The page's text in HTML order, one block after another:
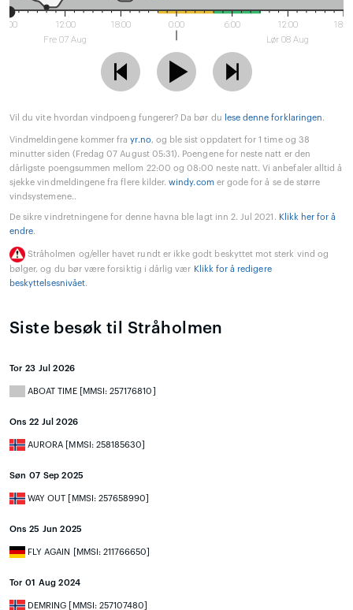
6:00
12:00
Fre 07 Aug
18:00 0:00 6:00
12:00
Lør 08 Aug
Vil du vite hvordan vindpoeng fungerer? Da bør du lese denne forklaringen.
Vindmeldingene kommer frayr.no, og ble sist oppdatert for 1 time og 38
minutter siden (Fredag 07 August 05:31). Poengene for neste natt er den
dårligste poengsummen mellom 22:00 og 08:00 neste natt. Vi anbefaler alltid å
sjekke vindmeldingene fra flere kilder.windy.comer gode for å se de større
vindsystemene..
De sikre vindretningene for denne havna ble lagt inn 2. Jul 2021. Klikk her for å
endre.
Stråholmen og/eller havet rundt er ikke godt beskyttet mot sterk vind og
bølger, og du bør være forsiktig i dårlig vær Klikk for å redigere
beskyttelsesnivået.
Siste besøk til Stråholmen
Tor 23 Jul 2026
ABOAT TIME [MMSI: 257176810]
Ons 22 Jul 2026
AURORA [MMSI: 258185630]
Søn 07 Sep 2025
WAY OUT [MMSI: 257658990]
Ons 25 Jun 2025
FLY AGAIN [MMSI: 211766650]
Tor 01 Aug 2024
DEMRING [MMSI: 257107480]